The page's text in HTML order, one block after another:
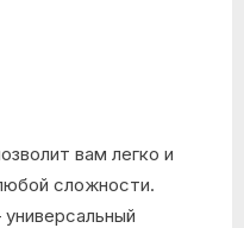
вам легко и
сложности.